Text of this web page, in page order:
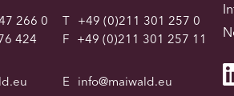
266 0
424
T
+49 (0)211 301 257 0
F
+49 (0)211 301 257 11
E info@maiwald.eu